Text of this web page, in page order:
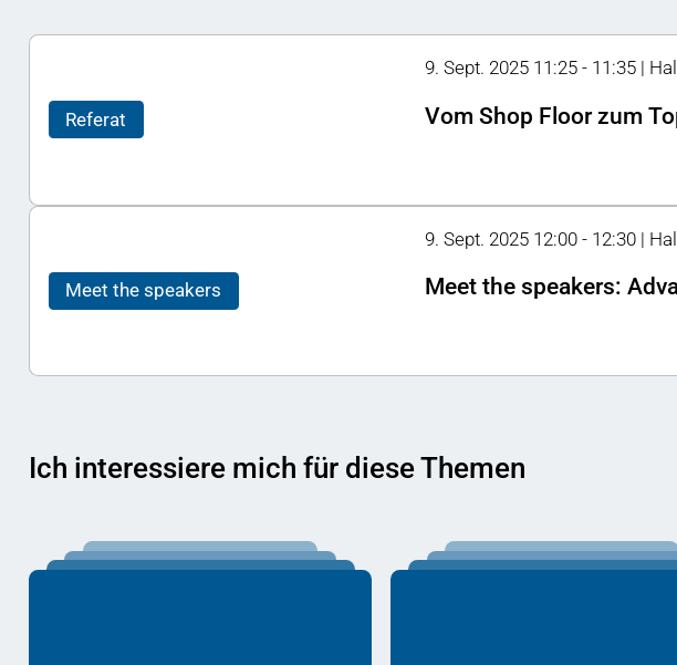
Referat
9. Sept. 2025 11:25 - 11:35 |
Vom Shop Floor zum
Meet the speakers
9. Sept. 2025 12:00 - 12:30 |
Meet the speakers:
Ich interessiere mich für diese Themen